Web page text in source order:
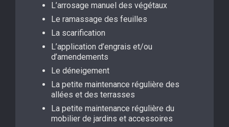
L’arrosage manuel des végétaux
Le ramassage des feuilles
La scarification
L’application d’engrais et/ou
d’amendements
Le déneigement
La petite maintenance régulière des
allées et des terrasses
La petite maintenance régulière du
mobilier de jardins et accessoires